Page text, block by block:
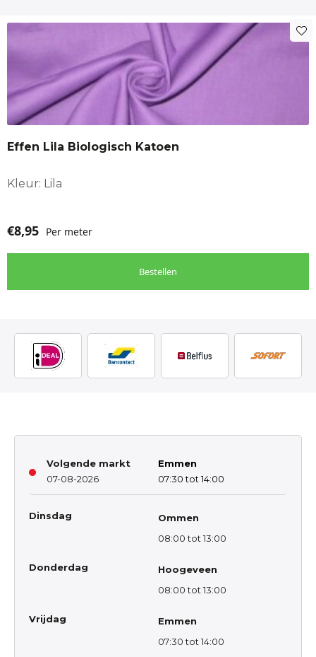
Effen Lila Biologisch Katoen
Kleur: Lila
€8,95 Per meter
Bestellen
Volgende markt
07-08-2026
Emmen
07:30 tot 14:00
Dinsdag
Ommen
08:00 tot 13:00
Donderdag
Hoogeveen
08:00 tot 13:00
Vrijdag
Emmen
07:30 tot 14:00